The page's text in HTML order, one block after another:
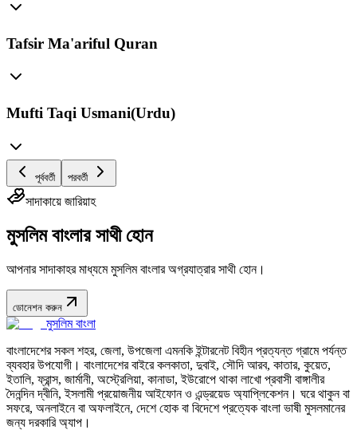
Tafsir Ma'ariful Quran
Mufti Taqi Usmani(Urdu)
পূর্ববর্তী পরবর্তী
সাদাকায়ে জারিয়াহ
মুসলিম বাংলার সাথী হোন
আপনার সাদাকাহর মাধ্যমে মুসলিম বাংলার অগ্রযাত্রার সাথী হোন।
ডোনেশন করুন
মুসলিম বাংলা
বাংলাদেশের সকল শহর, জেলা, উপজেলা এমনকি ইন্টারনেট বিহীন প্রত্যন্ত গ্রামে পর্যন্ত
ব্যবহার উপযোগী। বাংলাদেশের বাইরে কলকাতা, দুবাই, সৌদি আরব, কাতার, কুয়েত,
ইতালি, ফ্রান্স, জার্মানী, অস্ট্রেলিয়া, কানাডা, ইউরোপে থাকা লাখো প্রবাসী বাঙ্গালীর
দৈনন্দিন দ্বীনি, ইসলামী প্রয়োজনীয় আইফোন ও এন্ড্রয়েড অ্যাপ্লিকেশন। ঘরে থাকুন বা
সফরে, অনলাইনে বা অফলাইনে, দেশে হোক বা বিদেশে প্রত্যেক বাংলা ভাষী মুসলমানের
জন্য দরকারি অ্যাপ।